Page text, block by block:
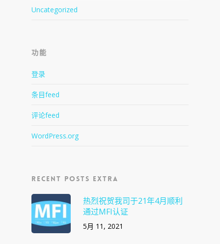
Uncategorized
功能
登录
条目feed
评论feed
WordPress.org
Recent Posts Extra
热烈祝贺我司于21年4月顺利
通过MFI认证
5月 11, 2021